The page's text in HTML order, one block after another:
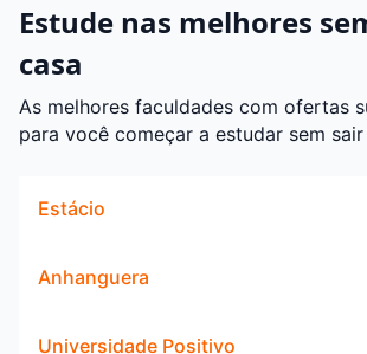
Estude nas melhores
casa
As melhores faculdades com ofertas
para você começar a estudar sem sair
Estácio
Anhanguera
Universidade Positivo